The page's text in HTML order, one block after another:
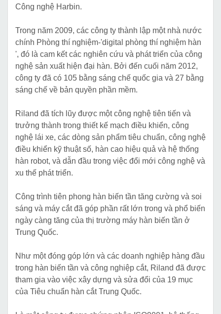
Công nghệ Harbin.
Trong năm 2009, các công ty thành lập một nhà nước
chính Phòng thí nghiệm-'digital phòng thí nghiệm hàn
', đó là cam kết các nghiên cứu và phát triển của công
nghệ sản xuất hiện đại hàn. Bởi đến cuối năm 2012,
công ty đã có 105 bằng sáng chế quốc gia và 27 bằng
sáng chế về bản quyền phần mềm.
Riland đã tích lũy được một công nghệ tiên tiến và
trưởng thành trong thiết kế mạch điều khiển, công
nghệ lái xe, các dòng sản phẩm tiêu chuẩn, công nghệ
điều khiển kỹ thuật số, hàn cao hiệu quả và hệ thống
hàn robot, và dẫn đầu trong việc đổi mới công nghệ và
xu thế phát triển.
Công trình tiên phong hàn biến tần tăng cường và soi
sáng và máy cắt đã góp phần rất lớn trong và phổ biến
ngày càng tăng của thị trường máy hàn biến tần ở
Trung Quốc.
Như một đóng góp lớn và các doanh nghiệp hàng đầu
trong hàn biến tần và công nghiệp cắt, Riland đã được
tham gia vào việc xây dựng và sửa đổi của 19 mục
của Tiêu chuẩn hàn cắt Trung Quốc.